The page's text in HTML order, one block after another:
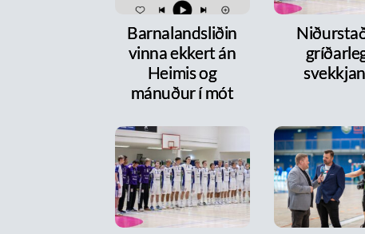
Barnalandsliðin
vinna ekkert án
Heimis og
mánuður í mót